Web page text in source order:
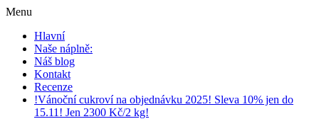
Menu
Hlavní
Naše náplně:
Náš blog
Kontakt
Recenze
!Vánoční cukroví na objednávku 2025! Sleva 10% jen do
15.11! Jen 2300 Kč/2 kg!